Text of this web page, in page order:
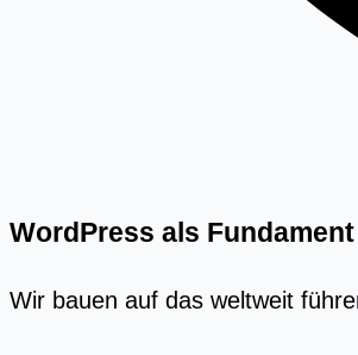
WordPress als Fundament
Wir bauen auf das weltweit